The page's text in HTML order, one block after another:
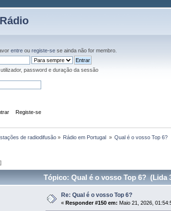
entre ouregiste-se se ainda não for membro.
password e duração da sessão
Registe-se
de radiodifusão» Rádio em Portugal » Qual é o vosso Top 6?
]
Tópico: Qual é o vosso Top 6? (Lida
Re: Qual é o vosso Top 6?
« Responder #150 em: Maio 21, 2026,